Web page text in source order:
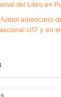
del Libro en
americano
U17 y en